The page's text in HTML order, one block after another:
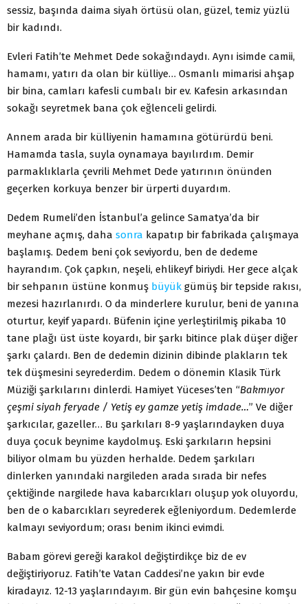
sessiz, başında daima siyah örtüsü olan, güzel, temiz yüzlü
bir kadındı.
Evleri Fatih’te Mehmet Dede sokağındaydı. Aynı isimde camii,
hamamı, yatırı da olan bir külliye… Osmanlı mimarisi ahşap
bir bina, camları kafesli cumbalı bir ev. Kafesin arkasından
sokağı seyretmek bana çok eğlenceli gelirdi.
Annem arada bir külliyenin hamamına götürürdü beni.
Hamamda tasla, suyla oynamaya bayılırdım. Demir
parmaklıklarla çevrili Mehmet Dede yatırının önünden
geçerken korkuya benzer bir ürperti duyardım.
Dedem Rumeli’den İstanbul’a gelince Samatya’da bir
meyhane açmış, daha sonra kapatıp bir fabrikada çalışmaya
başlamış. Dedem beni çok seviyordu, ben de dedeme
hayrandım. Çok çapkın, neşeli, ehlikeyf biriydi. Her gece alçak
bir sehpanın üstüne konmuş büyük gümüş bir tepside rakısı,
mezesi hazırlanırdı. O da minderlere kurulur, beni de yanına
oturtur, keyif yapardı. Büfenin içine yerleştirilmiş pikaba 10
tane plağı üst üste koyardı, bir şarkı bitince plak düşer diğer
şarkı çalardı. Ben de dedemin dizinin dibinde plakların tek
tek düşmesini seyrederdim. Dedem o dönemin Klasik Türk
Müziği şarkılarını dinlerdi. Hamiyet Yüceses’ten “Bakmıyor
çeşmi siyah feryade / Yetiş ey gamze yetiş imdade…” Ve diğer
şarkıcılar, gazeller… Bu şarkıları 8-9 yaşlarındayken duya
duya çocuk beynime kaydolmuş. Eski şarkıların hepsini
biliyor olmam bu yüzden herhalde. Dedem şarkıları
dinlerken yanındaki nargileden arada sırada bir nefes
çektiğinde nargilede hava kabarcıkları oluşup yok oluyordu,
ben de o kabarcıkları seyrederek eğleniyordum. Dedemlerde
kalmayı seviyordum; orası benim ikinci evimdi.
Babam görevi gereği karakol değiştirdikçe biz de ev
değiştiriyoruz. Fatih’te Vatan Caddesi’ne yakın bir evde
kiradayız. 12-13 yaşlarındayım. Bir gün evin bahçesine komşu